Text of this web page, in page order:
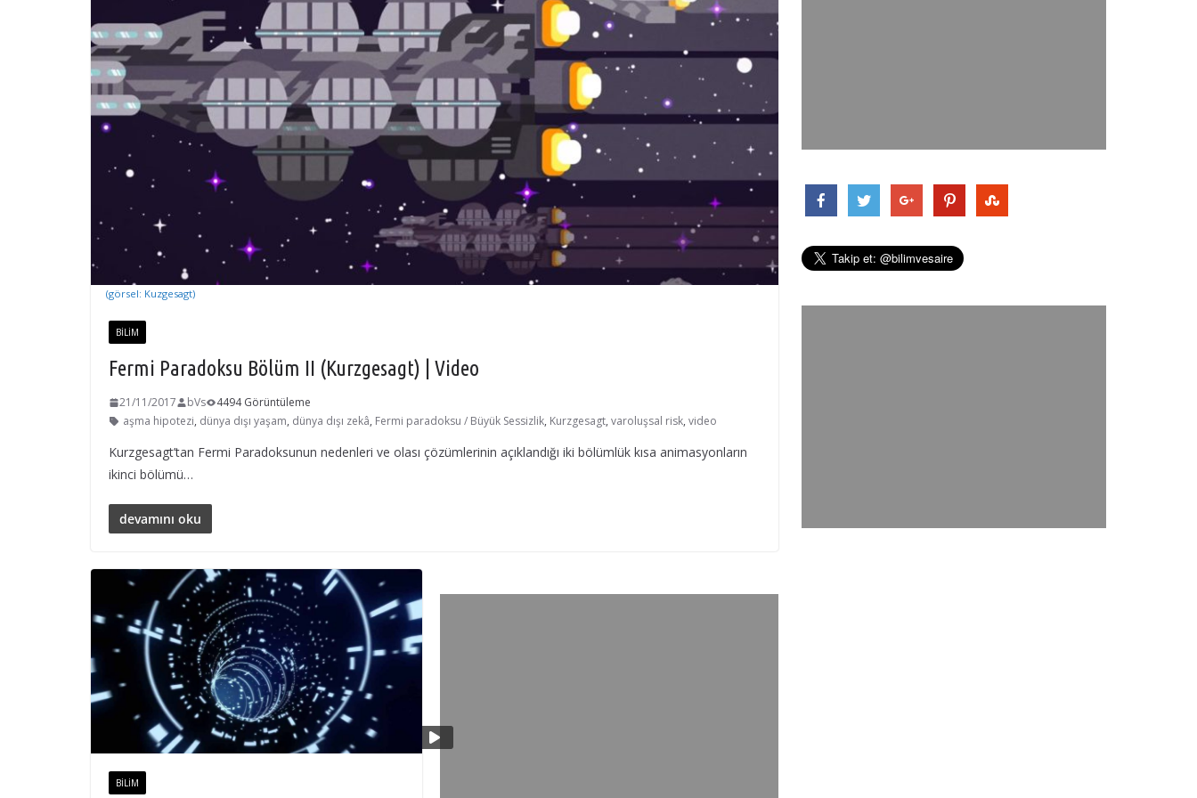
(görsel: Kuzgesagt)
BILIM
Fermi Paradoksu Bölüm II (Kurzgesagt) | Video
21/11/2017 bVs
4494 Görüntüleme
aşma hipotezi, dünya dışı yaşam, dünya dışı zekâ, Fermi paradoksu / Büyük Sessizlik, Kurzgesagt, varoluşsal risk, video
Kurzgesagt’tan Fermi Paradoksunun nedenleri ve olası çözümlerinin açıklandığı iki bölümlük kısa animasyonların
ikinci bölümü…
devamını oku
BILIM